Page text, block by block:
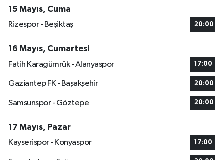
15 Mayıs, Cuma
Rizespor - Beşiktaş
20:00
16 Mayıs, Cumartesi
Fatih Karagümrük - Alanyaspor
17:00
Gaziantep FK - Başakşehir 20:00
Samsunspor - Göztepe 20:00
17 Mayıs, Pazar
Kayserispor - Konyaspor
17:00